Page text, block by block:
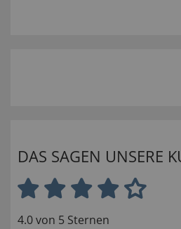
DAS SAGEN UNSERE
4.0 von 5 Sternen